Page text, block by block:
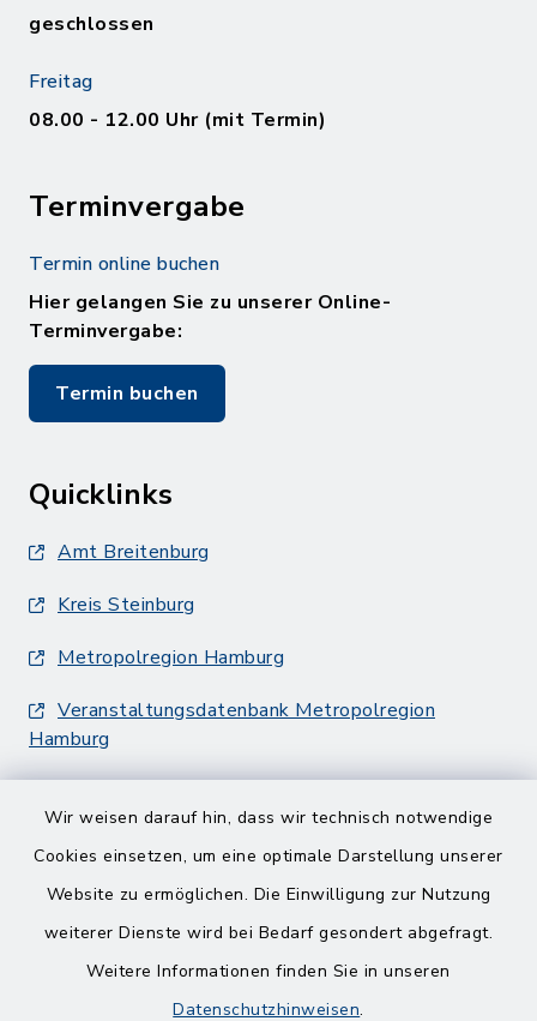
Wir weisen darauf hin, dass wir technisch notwendige
Cookies einsetzen, um eine optimale Darstellung unserer
Website zu ermöglichen. Die Einwilligung zur Nutzung
weiterer Dienste wird bei Bedarf gesondert abgefragt.
Weitere Informationen finden Sie in unseren
Datenschutzhinweisen.
geschlossen
Freitag
08.00 - 12.00 Uhr (mit Termin)
Terminvergabe
Termin online buchen
Hier gelangen Sie zu unserer Online-
Terminvergabe:
Termin buchen
Quicklinks
Amt Breitenburg
Kreis Steinburg
Metropolregion Hamburg
Veranstaltungsdatenbank Metropolregion
Hamburg
Barrierefreiheit